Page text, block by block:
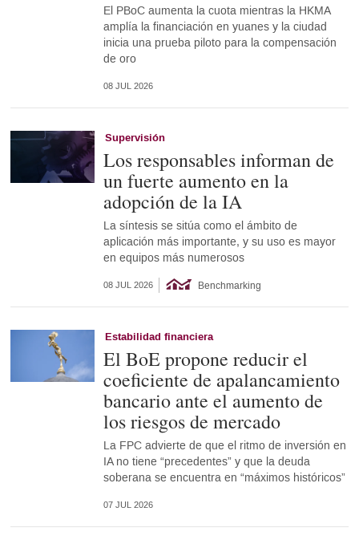
El PBoC aumenta la cuota mientras la HKMA
amplía la financiación en yuanes y la ciudad
inicia una prueba piloto para la compensación
de oro
08 JUL 2026
Supervisión
Los responsables informan de
un fuerte aumento en la
adopción de la IA
La síntesis se sitúa como el ámbito de
aplicación más importante, y su uso es mayor
en equipos más numerosos
08 JUL 2026 Benchmarking
Estabilidad financiera
El BoE propone reducir el
coeficiente de apalancamiento
bancario ante el aumento de
los riesgos de mercado
La FPC advierte de que el ritmo de inversión en
IA no tiene “precedentes” y que la deuda
soberana se encuentra en “máximos históricos”
07 JUL 2026